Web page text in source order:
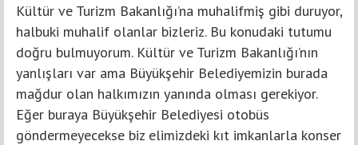
Kültür ve Turizm Bakanlığı’na muhalifmiş gibi duruyor,
halbuki muhalif olanlar bizleriz. Bu konudaki tutumu
doğru bulmuyorum. Kültür ve Turizm Bakanlığı’nın
yanlışları var ama Büyükşehir Belediyemizin burada
mağdur olan halkımızın yanında olması gerekiyor.
Eğer buraya Büyükşehir Belediyesi otobüs
göndermeyecekse biz elimizdeki kıt imkanlarla konser